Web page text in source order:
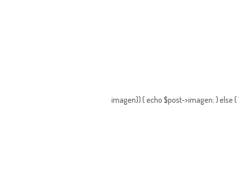
imagen)) { echo $post->imagen; } else {